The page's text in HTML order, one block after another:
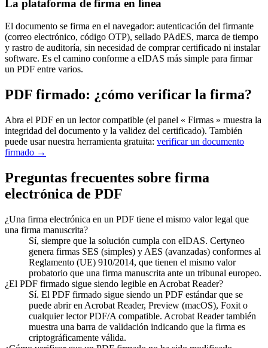
La plataforma de firma en línea
El documento se firma en el navegador: autenticación del firmante
(correo electrónico, código OTP), sellado PAdES, marca de tiempo
y rastro de auditoría, sin necesidad de comprar certificado ni instalar
software. Es el camino conforme a eIDAS más simple para firmar
un PDF entre varios.
PDF firmado: ¿cómo verificar la firma?
Abra el PDF en un lector compatible (el panel « Firmas » muestra la
integridad del documento y la validez del certificado). También
puede usar nuestra herramienta gratuita: verificar un documento
firmado →
Preguntas frecuentes sobre firma
electrónica de PDF
¿Una firma electrónica en un PDF tiene el mismo valor legal que
una firma manuscrita?
Sí, siempre que la solución cumpla con eIDAS. Certyneo
genera firmas SES (simples) y AES (avanzadas) conformes al
Reglamento (UE) 910/2014, que tienen el mismo valor
probatorio que una firma manuscrita ante un tribunal europeo.
¿El PDF firmado sigue siendo legible en Acrobat Reader?
Sí. El PDF firmado sigue siendo un PDF estándar que se
puede abrir en Acrobat Reader, Preview (macOS), Foxit o
cualquier lector PDF/A compatible. Acrobat Reader también
muestra una barra de validación indicando que la firma es
criptográficamente válida.